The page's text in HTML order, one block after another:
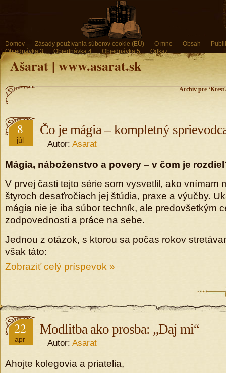
Domov Zásady používania súborov cookie (EÚ) O mne Obsah
Objednávka 3
Objednávka 4 Objednávka 5 Odkaz
Ašarat | www.asarat.sk
Archív pre
8
júl
Čo je mágia – kompletný
Autor: Asarat
Mágia, náboženstvo a povery – v čom je
V prvej časti tejto série som vysvetlil, ako vnímam
štyroch desaťročiach jej štúdia, praxe a výučby.
mágia nie je iba súbor techník, ale predovšetkým
zodpovednosti a práce na sebe.
Jednou z otázok, s ktorou sa počas rokov
však táto:
Zobraziť celý príspevok »
22
apr
Modlitba ako prosba: „Daj mi“
Autor: Asarat
Ahojte kolegovia a priatelia,